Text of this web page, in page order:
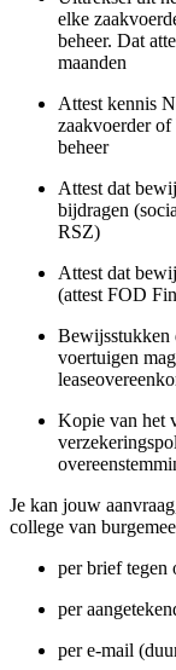
elke
beheer. Dat
maanden
Attest kennis
zaakvoerder of
beheer
Attest dat
bijdragen
RSZ)
Attest dat
(attest FOD
Bewijsstukken
voertuigen
Kopie van het
Je kan jouw
college van
per brief tegen
per
per e-mail